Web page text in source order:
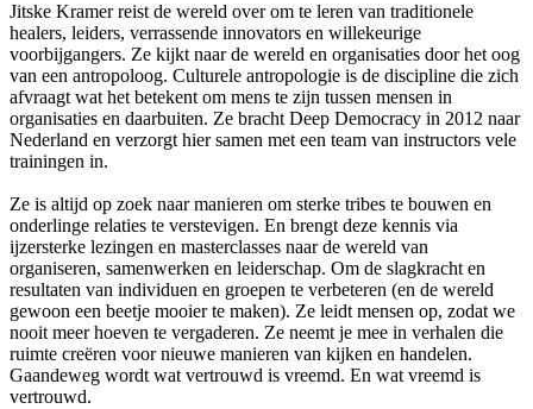
Jitske Kramer reist de wereld over om te leren van traditionele
healers, leiders, verrassende innovators en willekeurige
voorbijgangers. Ze kijkt naar de wereld en organisaties door het oog
van een antropoloog. Culturele antropologie is de discipline die zich
afvraagt wat het betekent om mens te zijn tussen mensen in
organisaties en daarbuiten. Ze bracht Deep Democracy in 2012 naar
Nederland en verzorgt hier samen met een team van instructors vele
trainingen in.
Ze is altijd op zoek naar manieren om sterke tribes te bouwen en
onderlinge relaties te verstevigen. En brengt deze kennis via
ijzersterke lezingen en masterclasses naar de wereld van
organiseren, samenwerken en leiderschap. Om de slagkracht en
resultaten van individuen en groepen te verbeteren (en de wereld
gewoon een beetje mooier te maken). Ze leidt mensen op, zodat we
nooit meer hoeven te vergaderen. Ze neemt je mee in verhalen die
ruimte creëren voor nieuwe manieren van kijken en handelen.
Gaandeweg wordt wat vertrouwd is vreemd. En wat vreemd is
vertrouwd.